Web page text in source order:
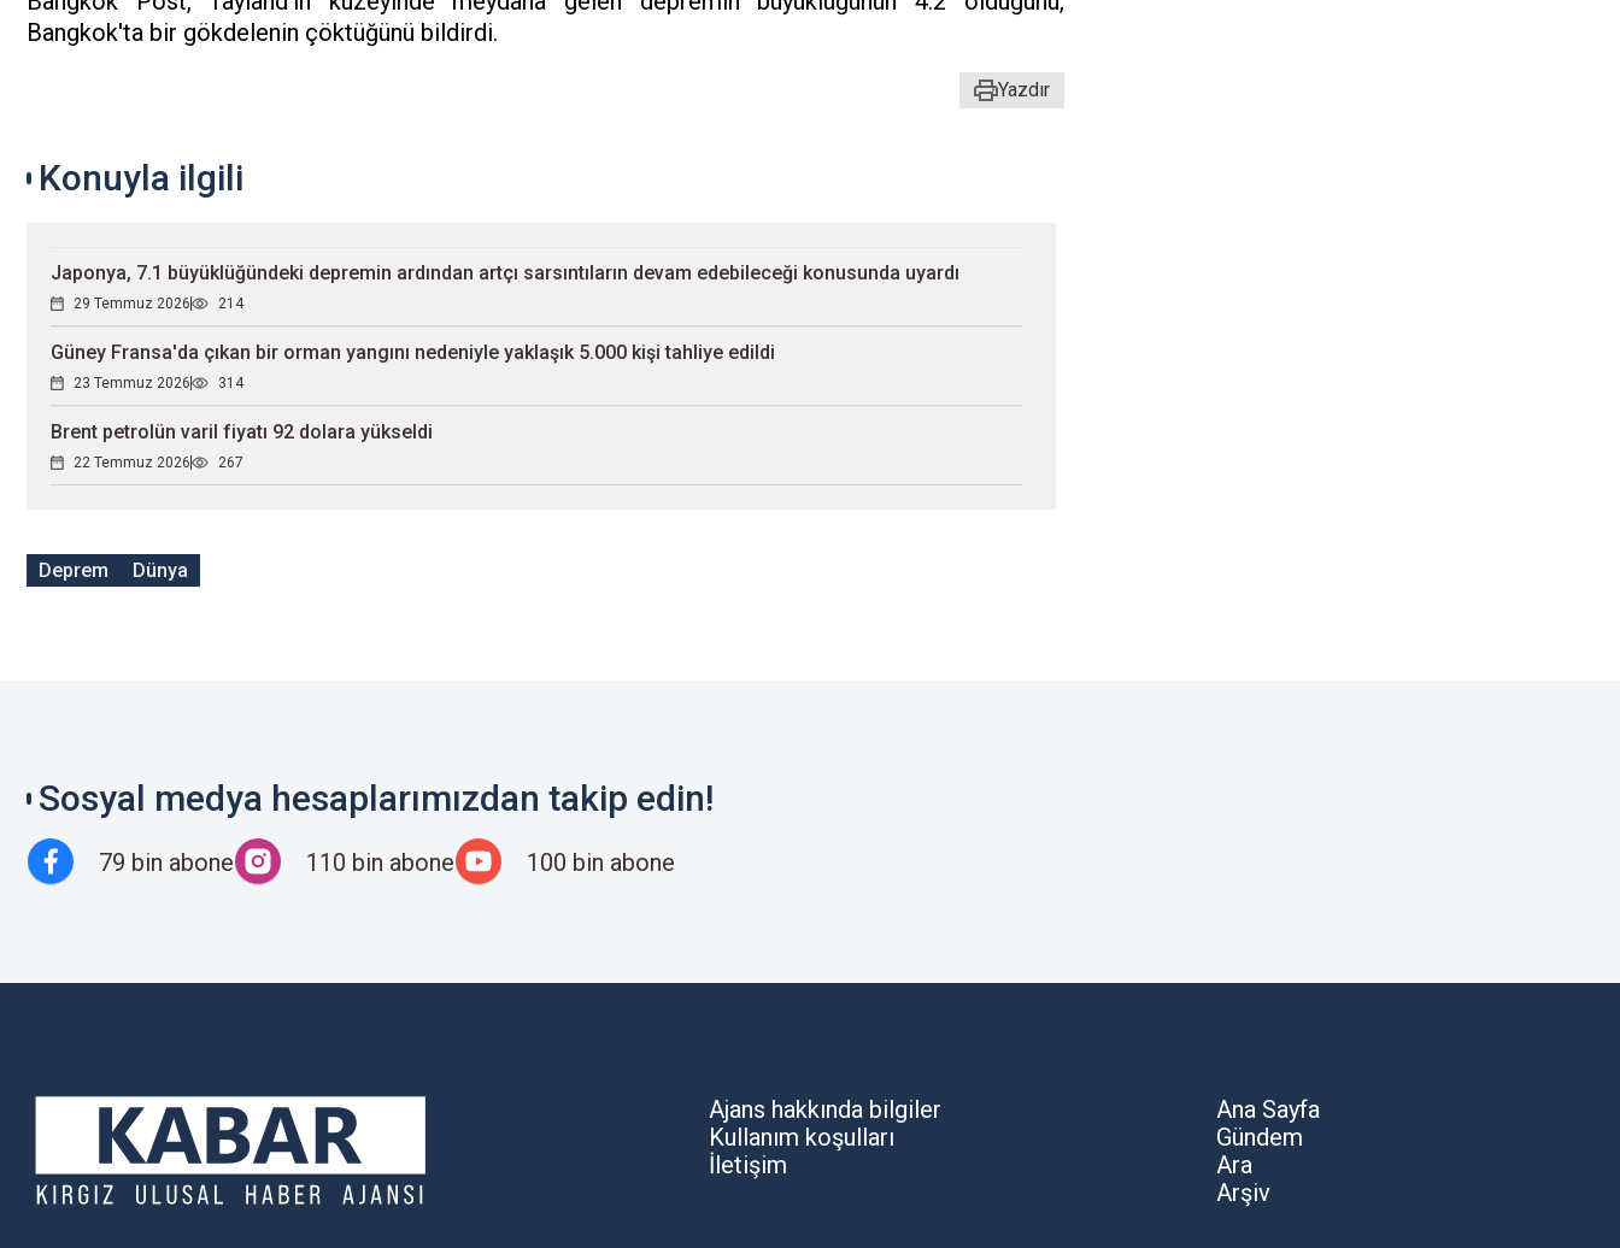
Bangkok'ta bir gökdelenin çöktüğünü bildirdi.
Yazdır
Konuyla ilgili
Japonya, 7.1 büyüklüğündeki depremin ardından artçı sarsıntıların devam edebileceği konusunda uyardı
29 Temmuz 2026 214
Güney Fransa'da çıkan bir orman yangını nedeniyle yaklaşık 5.000 kişi tahliye edildi
23 Temmuz 2026 314
Brent petrolün varil fiyatı 92 dolara yükseldi
22 Temmuz 2026 267
Deprem Dünya
Sosyal medya hesaplarımızdan takip edin!
79 bin abone 110 bin abone 100 bin abone
Ajans hakkında bilgiler
Kullanım koşulları
İletişim
Ana Sayfa
Gündem
Ara
Arşiv